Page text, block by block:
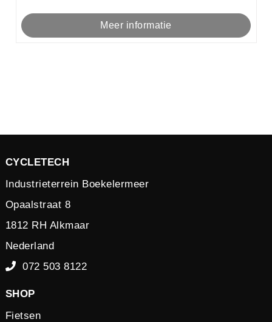
Meer informatie
CYCLETECH
Industrieterrein Boekelermeer
Opaalstraat 8
1812 RH Alkmaar
Nederland
072 503 8122
SHOP
Fietsen